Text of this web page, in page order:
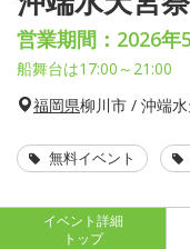
営業期間：2026年
船舞台は17:00～21:00
福岡県柳川市 / 沖端
無料イベント
イベント詳細
トップ